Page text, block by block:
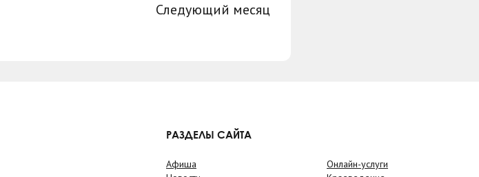
Следующий месяц
РАЗДЕЛЫ САЙТА
Афиша
Онлайн-услуги